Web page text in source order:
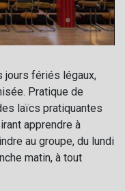
jours fériés légaux,
Pratique de
laïcs pratiquantes
apprendre à
au groupe, du lundi
matin, à tout